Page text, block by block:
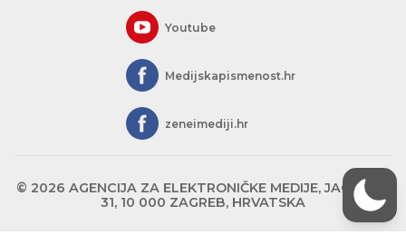
Youtube
Medijskapismenost.hr
zeneimediji.hr
© 2026 AGENCIJA ZA ELEKTRONIČKE MEDIJE, JAGIĆEVA
31, 10 000 ZAGREB, HRVATSKA